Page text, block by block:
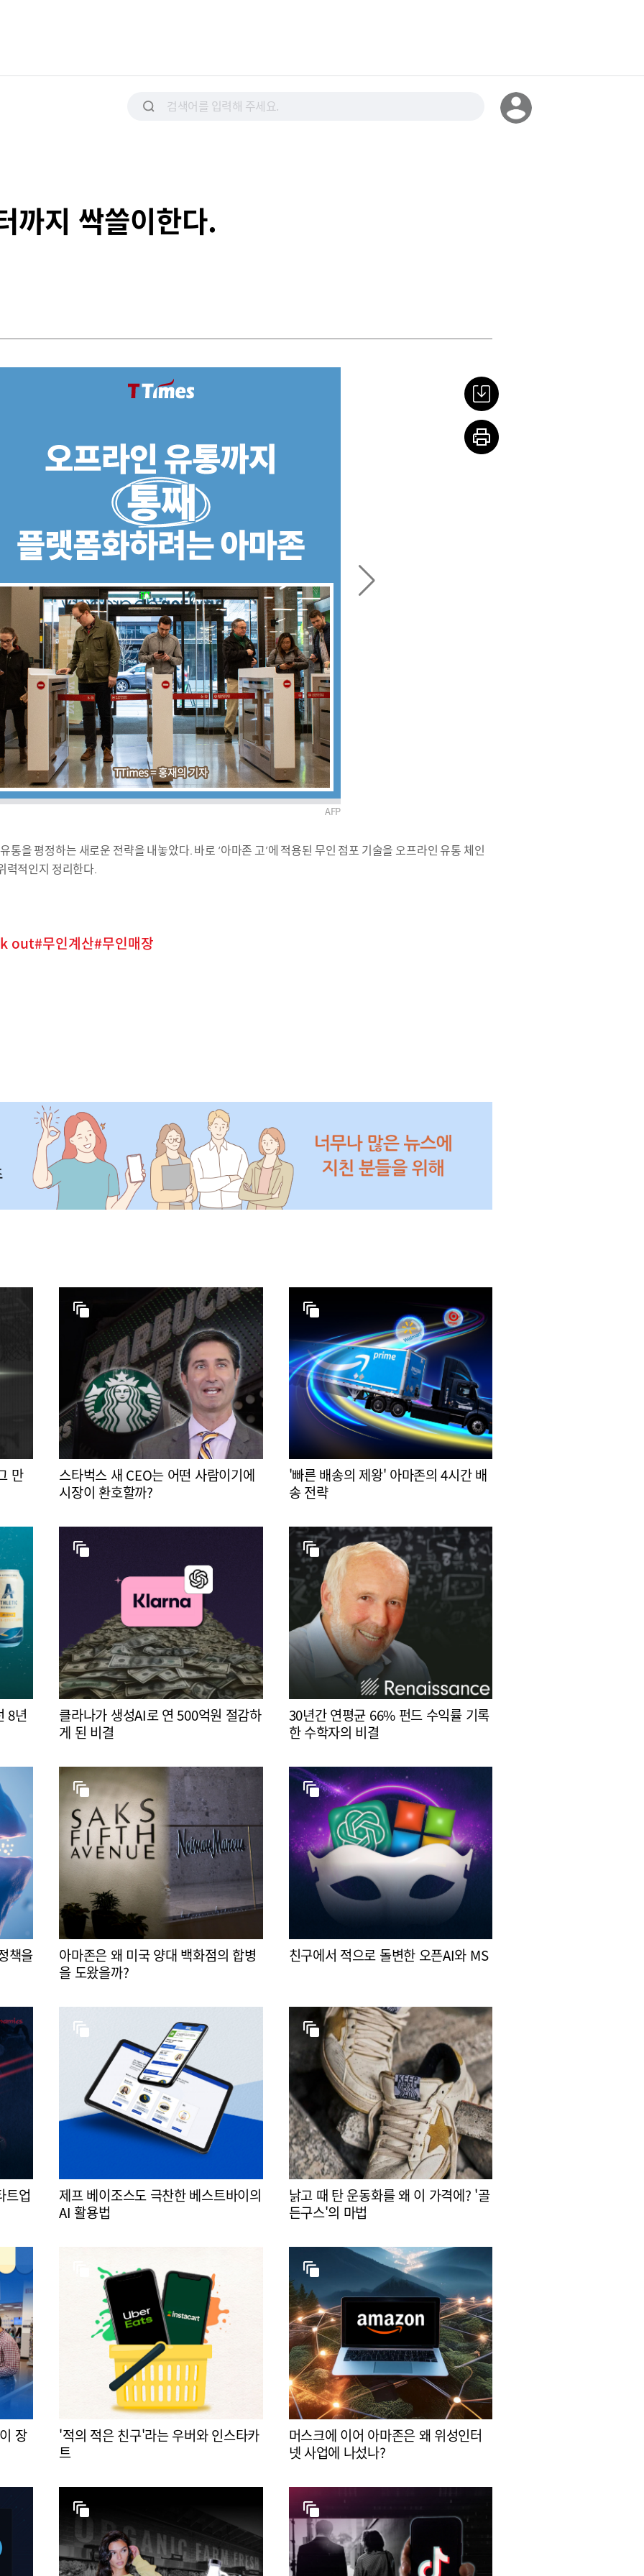
AFP
까지 싹쓸이한다.
통을 평정하는 새로운 전략을 내놓았다. 바로 ‘아마존 고’에 적용된 무인 점포 기술을 오프라인 유통 체인
력적인지 정리한다.
out 무인계산 무인매장
만
스타벅스 새 CEO는 어떤 사람이기에
시장이 환호할까?
'빠른 배송의 제왕' 아마존의 4시간 배
송 전략
8년
클라나가 생성AI로 연 500억원 절감하
게 된 비결
30년간 연평균 66% 펀드 수익률 기록
한 수학자의 비결
책을
아마존은 왜 미국 양대 백화점의 합병
을 도왔을까?
친구에서 적으로 돌변한 오픈AI와 MS
트업
제프 베이조스도 극찬한 베스트바이의
AI 활용법
낡고 때 탄 운동화를 왜 이 가격에? '골
든구스'의 마법
장
'적의 적은 친구'라는 우버와 인스타카
트
머스크에 이어 아마존은 왜 위성인터
넷 사업에 나섰나?